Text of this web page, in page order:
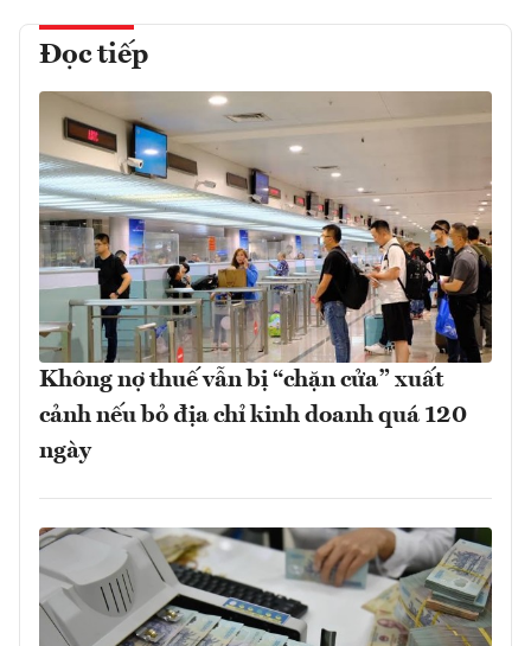
Đọc tiếp
Không nợ thuế vẫn bị “chặn cửa” xuất
cảnh nếu bỏ địa chỉ kinh doanh quá 120
ngày